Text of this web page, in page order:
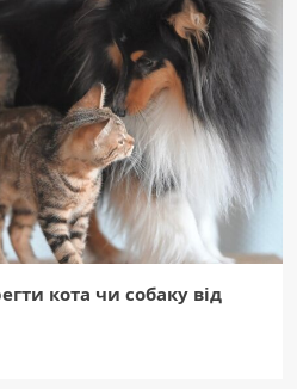
кота чи собаку від